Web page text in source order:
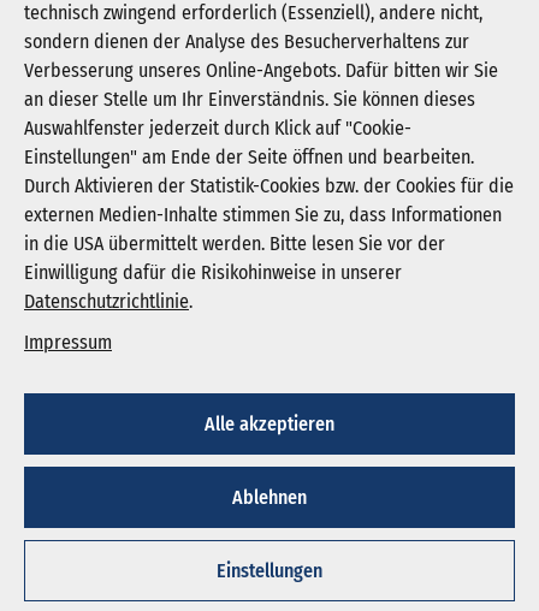
technisch zwingend erforderlich (Essenziell), andere nicht,
sondern dienen der Analyse des Besucherverhaltens zur
Verbesserung unseres Online-Angebots. Dafür bitten wir Sie
an dieser Stelle um Ihr Einverständnis. Sie können dieses
Auswahlfenster jederzeit durch Klick auf "Cookie-
Einstellungen" am Ende der Seite öffnen und bearbeiten.
Durch Aktivieren der Statistik-Cookies bzw. der Cookies für die
externen Medien-Inhalte stimmen Sie zu, dass Informationen
in die USA übermittelt werden. Bitte lesen Sie vor der
Einwilligung dafür die Risikohinweise in unserer
Datenschutzrichtlinie.
Impressum
Alle akzeptieren
Ablehnen
Einstellungen
Newsletter abonnieren
Registrieren
KGNW - Krankenhausgesellschaft Nordrhein-
Westfalen e. V.
Humboldtstraße 31,
© 2026
Impressum
Datenschutz
Cookie-Einstellungen